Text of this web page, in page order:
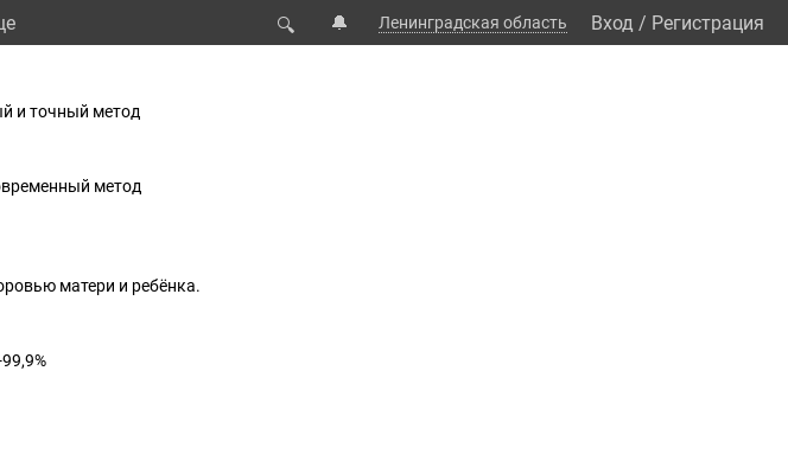
🔍 🔔 Ленинградская область Вход / Регистрация
и точный метод
метод
матери и ребёнка.